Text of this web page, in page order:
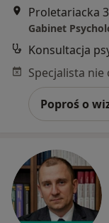
Proletariacka
Gabinet
Konsultacja
Poproś o